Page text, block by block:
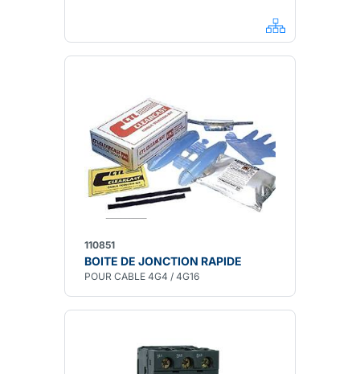
110851
BOITE DE JONCTION RAPIDE
POUR CABLE 4G4 / 4G16